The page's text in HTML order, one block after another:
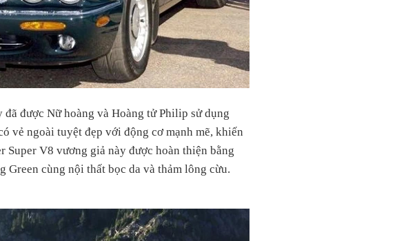
được Nữ hoàng và Hoàng tử Philip sử dụng
vẻ ngoài tuyệt đẹp với động cơ mạnh mẽ, khiến
Super V8 vương giả này được hoàn thiện bằng
Green cùng nội thất bọc da và thảm lông cừu.